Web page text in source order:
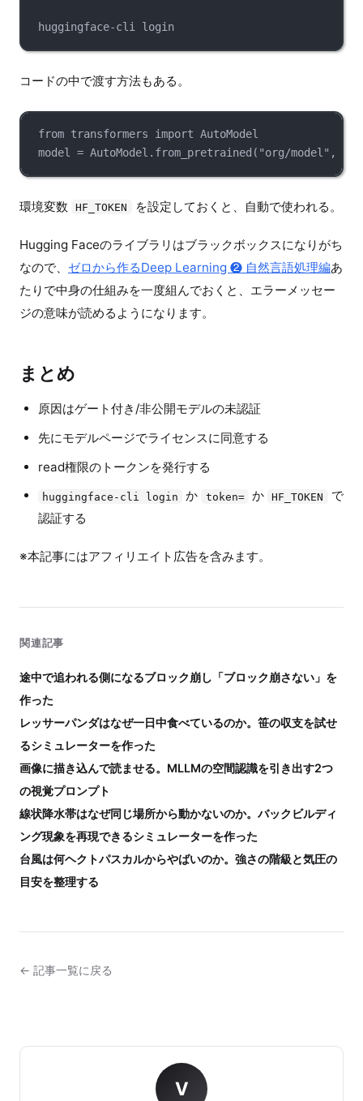
huggingface-cli login
コードの中で渡す方法もある。
from transformers import AutoModel
model = AutoModel. from_pretrained ( "org/model" ,
環境変数 HF_TOKEN を設定しておくと、自動で使われる。
Hugging Faceのライブラリはブラックボックスになりがち
なので、 ゼロから作るDeep Learning ❷ 自然言語処理編あ
たりで中身の仕組みを一度組んでおくと、エラーメッセー
ジの意味が読めるようになります。
まとめ
原因はゲート付き/非公開モデルの未認証
先にモデルページでライセンスに同意する
read権限のトークンを発行する
huggingface-cli login か token= か HF_TOKEN
で
認証する
※本記事にはアフィリエイト広告を含みます。
関連記事
途中で追われる側になるブロック崩し「ブロック崩さない」を
作った
レッサーパンダはなぜ一日中食べているのか。笹の収支を試せ
るシミュレーターを作った
画像に描き込んで読ませる。MLLMの空間認識を引き出す2つ
の視覚プロンプト
線状降水帯はなぜ同じ場所から動かないのか。バックビルディ
ング現象を再現できるシミュレーターを作った
台風は何ヘクトパスカルからやばいのか。強さの階級と気圧の
目安を整理する
← 記事一覧に戻る
V